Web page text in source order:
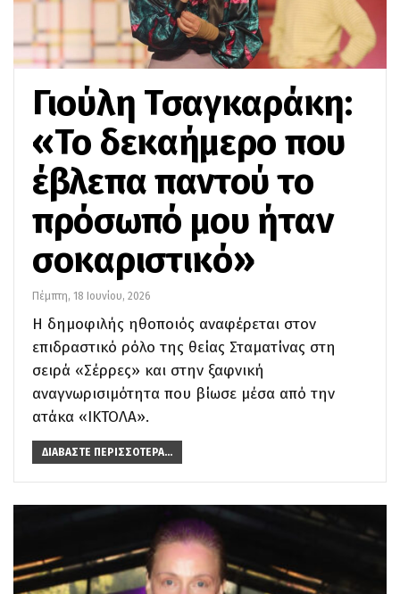
Γιούλη Τσαγκαράκη:
«Το δεκαήμερο που
έβλεπα παντού το
πρόσωπό μου ήταν
σοκαριστικό»
Πέμπτη, 18 Ιουνίου, 2026
Η δημοφιλής ηθοποιός αναφέρεται στον
επιδραστικό ρόλο της θείας Σταματίνας στη
σειρά «Σέρρες» και στην ξαφνική
αναγνωρισιμότητα που βίωσε μέσα από την
ατάκα «ΙΚΤΟΛΑ».
ΔΙΑΒΆΣΤΕ ΠΕΡΙΣΣΌΤΕΡΑ...